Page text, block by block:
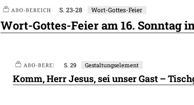
Plus
Plus
S. 23-28 Wort-Gottes-Feier
Wort-Gottes-Feier am 16. Sonntag
S. 29 Gestaltungselement
Komm, Herr Jesus, sei unser Gast –